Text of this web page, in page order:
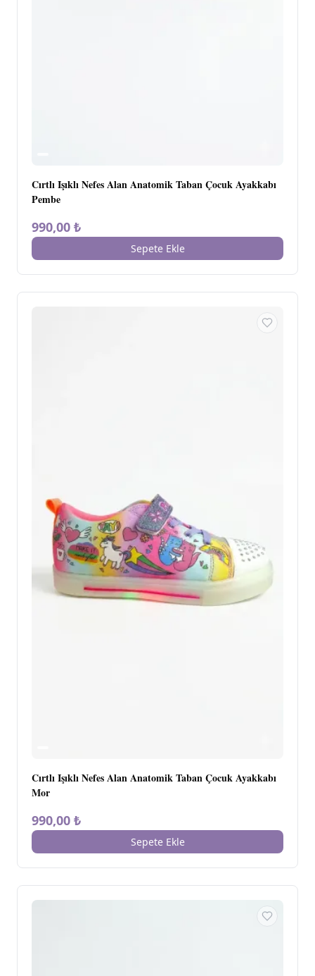
Cırtlı Işıklı Nefes Alan Anatomik Taban Çocuk Ayakkabı
Pembe
990,00 ₺
Sepete Ekle
Cırtlı Işıklı Nefes Alan Anatomik Taban Çocuk Ayakkabı
Mor
990,00 ₺
Sepete Ekle